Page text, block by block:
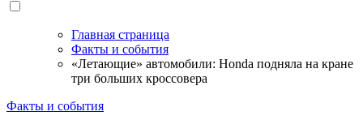
Главная страница
Факты и события
«Летающие» автомобили: Honda подняла на кране
три больших кроссовера
Факты и события